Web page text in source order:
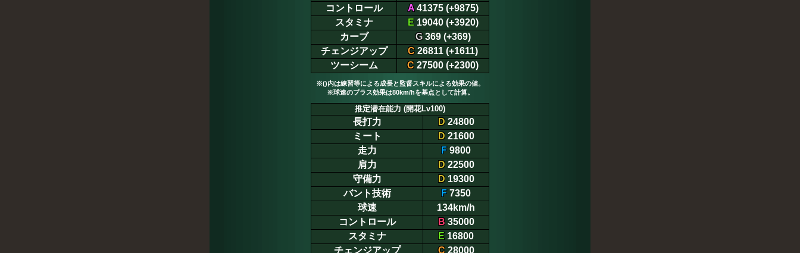
コントロール
A41375 (+9875)
スタミナ
E19040 (+3920)
カーブ
G369 (+369)
チェンジアップ
C 26811 (+1611)
ツーシーム
C 27500 (+2300)
※()内は練習等による成長と監督スキルによる効果の値。
※球速のプラス効果は80km/hを基点として計算。
推定潜在能力 (開花Lv100)
長打力 D24800
ミート
D21600
走力
F 9800
肩力
D22500
守備力
D19300
バント技術
F 7350
球速
134km/h
コントロール
B35000
スタミナ
E 16800
チェンジアップ
C28000